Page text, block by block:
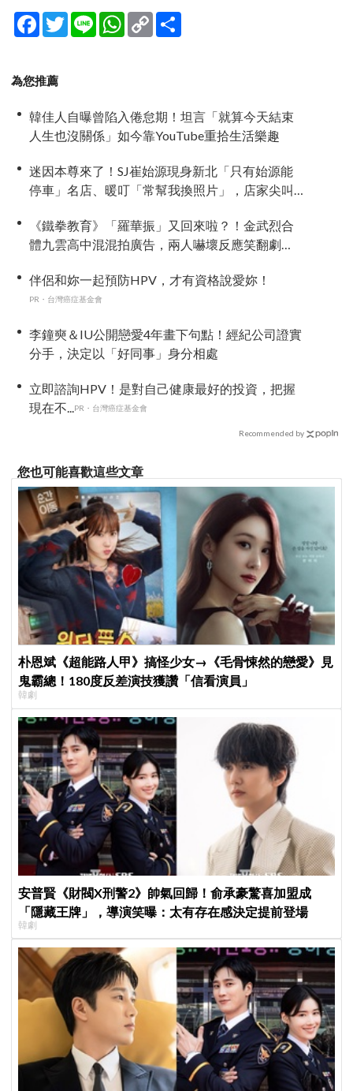
Facebook
TwitterLine WhatsApp
Copy
Link
為您推薦
韓佳人自曝曾陷入倦怠期！坦言「就算今天結束
人生也沒關係」如今靠YouTube重拾生活樂趣
迷因本尊來了！SJ崔始源現身新北「只有始源能
停車」名店、暖叮「常幫我換照片」，店家尖叫
《鐵拳教育》「羅華振」又回來啦？！金武烈合
體九雲高中混混拍廣告，兩人嚇壞反應笑翻劇
伴侶和妳一起預防HPV，才有資格說愛妳！
PR・台灣癌症基金會
李鐘奭＆IU公開戀愛4年畫下句點！經紀公司證實
分手，決定以「好同事」身分相處
立即諮詢HPV！是對自己健康最好的投資，把握
現在不...
PR・台灣癌症基金會
Recommended by
您也可能喜歡這些文章
朴恩斌《超能路人甲》搞怪少女→《毛骨悚然的戀愛》見
鬼霸總！180度反差演技獲讚「信看演員」
韓劇
安普賢《財閥X刑警2》帥氣回歸！俞承豪驚喜加盟成
「隱藏王牌」，導演笑曝：太有存在感決定提前登場
韓劇